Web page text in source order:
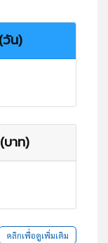
วัน)
บาท)
คลิกเพื่อดูเพิ่มเติม